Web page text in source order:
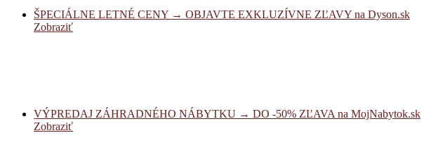
ŠPECIÁLNE LETNÉ CENY → OBJAVTE EXKLUZÍVNE ZĽAVY na Dyson.sk
Zobraziť
VÝPREDAJ ZÁHRADNÉHO NÁBYTKU → DO -50% ZĽAVA na MojNabytok.sk
Zobraziť